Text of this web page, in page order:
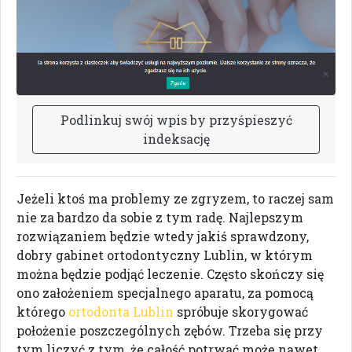
Podlinkuj swój wpisby przyśpieszyć
indeksację
Jeżeli ktoś ma problemy ze zgryzem, to raczej sam
nie za bardzo da sobie z tym radę. Najlepszym
rozwiązaniem będzie wtedy jakiś sprawdzony,
dobry gabinet ortodontyczny Lublin, w którym
można będzie podjąć leczenie. Często skończy się
ono założeniem specjalnego aparatu, za pomocą
którego ortodonta Lublin spróbuje skorygować
położenie poszczególnych zębów. Trzeba się przy